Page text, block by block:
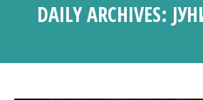
DAILY ARCHIVES: